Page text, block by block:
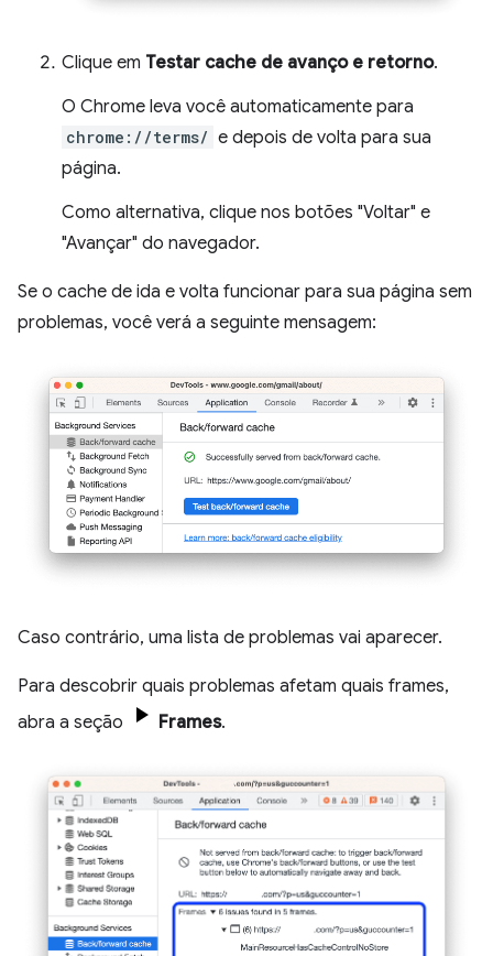
Clique em Testar cache de avanço e retorno.
O Chrome leva você automaticamente para
chrome://terms/ e depois de volta para sua
página.
Como alternativa, clique nos botões "Voltar" e
"Avançar" do navegador.
Se o cache de ida e volta funcionar para sua página sem
problemas, você verá a seguinte mensagem:
Caso contrário, uma lista de problemas vai aparecer.
Para descobrir quais problemas afetam quais frames,
abra a seção
Frames.